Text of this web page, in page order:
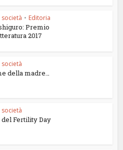
società • Editoria
Premio
2017
società
della madre…
società
del Fertility Day